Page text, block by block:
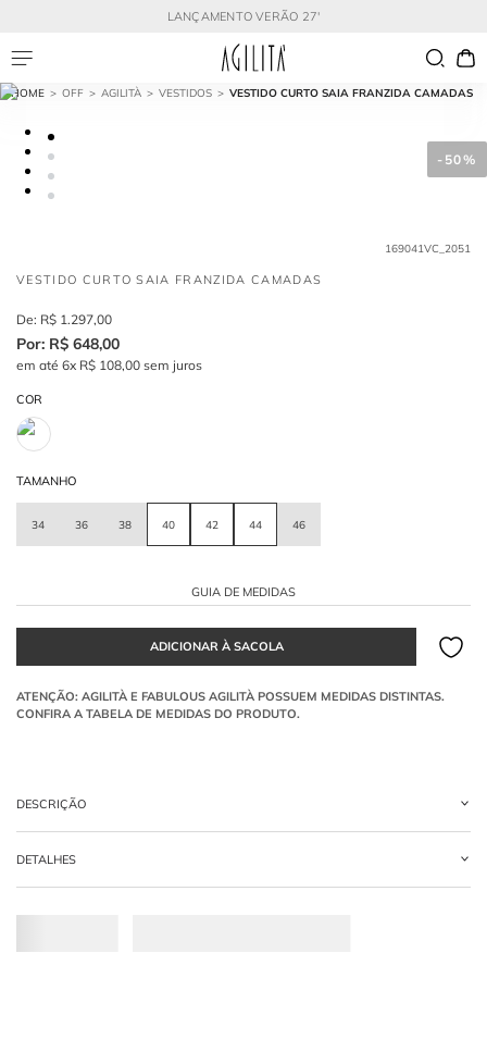
LANÇAMENTO VERÃO 27'
OFF AGILITÀ VESTIDOS VESTIDO CURTO SAIA FRANZIDA CAMADAS
- 50%
169041VC_2051
VESTIDO CURTO SAIA FRANZIDA CAMADAS
R$ 1.297,00
R$ 648,00
em até 6x R$ 108,00 sem juros
COR
TAMANHO
34 36 38 40 42 44 46
GUIA DE MEDIDAS
DESCRIÇÃO
Vestido curto na cor cacau, em tecido fluido com transparência. Decote ajustado
completam o modelo.
Por que apostar em vestido fluido com
DETALHES